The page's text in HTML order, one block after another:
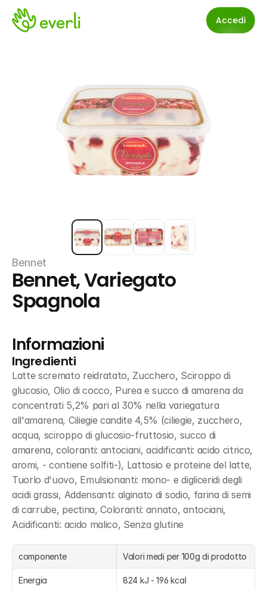
Accedi
Bennet
Bennet, Variegato
Spagnola
Informazioni
Ingredienti
Latte scremato reidratato, Zucchero, Sciroppo di
glucosio, Olio di cocco, Purea e succo di amarena da
concentrati 5,2% pari al 30% nella variegatura
all'amarena, Ciliegie candite 4,5% (ciliegie, zucchero,
acqua, sciroppo di glucosio-fruttosio, succo di
amarena, coloranti: antociani, acidificanti: acido citrico,
aromi, - contiene solfiti-), Lattosio e proteine del latte,
Tuorlo d'uovo, Emulsionanti: mono- e digliceridi degli
acidi grassi, Addensanti: alginato di sodio, farina di semi
di carrube, pectina, Coloranti: annato, antociani,
Acidificanti: acido malico, Senza glutine
componente Valori medi per 100g di prodotto
Energia 824 kJ - 196 kcal